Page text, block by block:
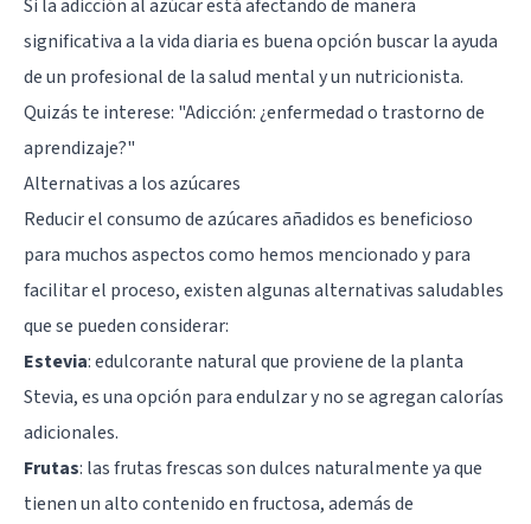
Si la adicción al azúcar está afectando de manera
significativa a la vida diaria es buena opción buscar la ayuda
de un profesional de la salud mental y un nutricionista.
Quizás te interese: "Adicción: ¿enfermedad o trastorno de
aprendizaje?"
Alternativas a los azúcares
Reducir el consumo de azúcares añadidos es beneficioso
para muchos aspectos como hemos mencionado y para
facilitar el proceso, existen algunas alternativas saludables
que se pueden considerar:
Estevia: edulcorante natural que proviene de la planta
Stevia, es una opción para endulzar y no se agregan calorías
adicionales.
Frutas: las frutas frescas son dulces naturalmente ya que
tienen un alto contenido en fructosa, además de